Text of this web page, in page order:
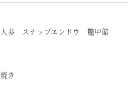
参 スナップエンドウ 鼈甲餡
き